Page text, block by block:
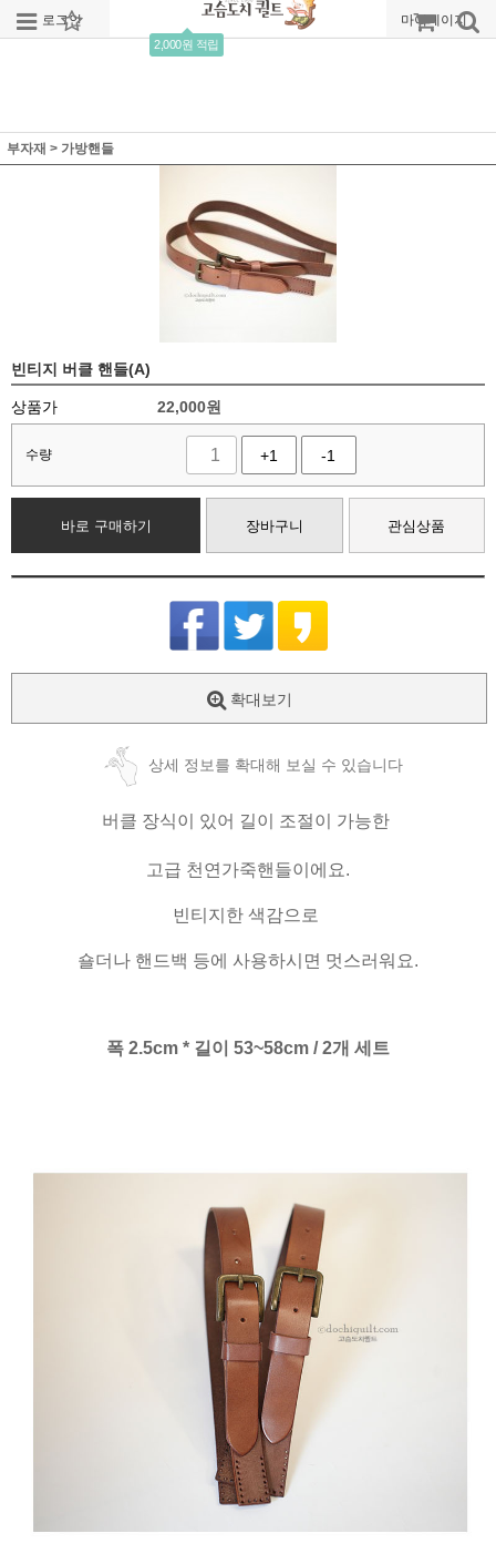
로그인 회원가입
2,000원 적립
주문조회 마이페이지
부자재 > 가방핸들
빈티지 버클 핸들(A)
상품가 22,000원
수량 +1 -1
바로 구매하기 장바구니 관심상품
확대보기
상세 정보를 확대해 보실 수 있습니다
버클 장식이 있어 길이 조절이 가능한
고급 천연가죽핸들이에요.
빈티지한 색감으로
숄더나 핸드백 등에 사용하시면 멋스러워요.
폭 2.5cm * 길이 53~58cm / 2개 세트